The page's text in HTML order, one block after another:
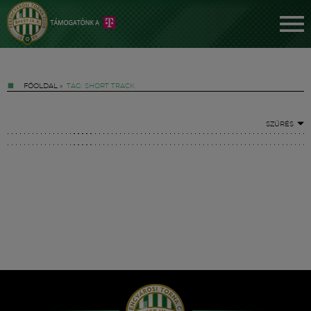
FŐOLDAL » TAG: SHORT TRACK
SZŰRÉS
Hírek